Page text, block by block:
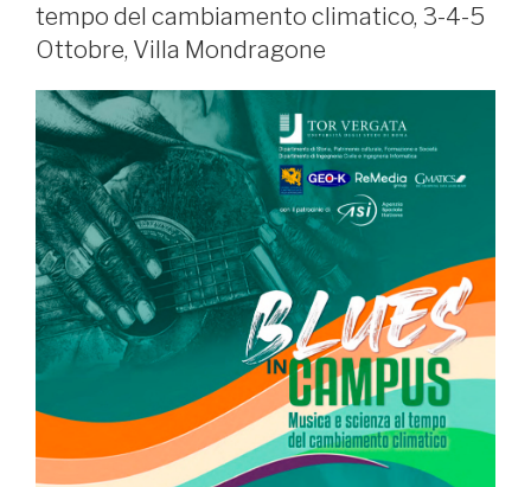
tempo del cambiamento climatico, 3-4-5
Ottobre, Villa Mondragone